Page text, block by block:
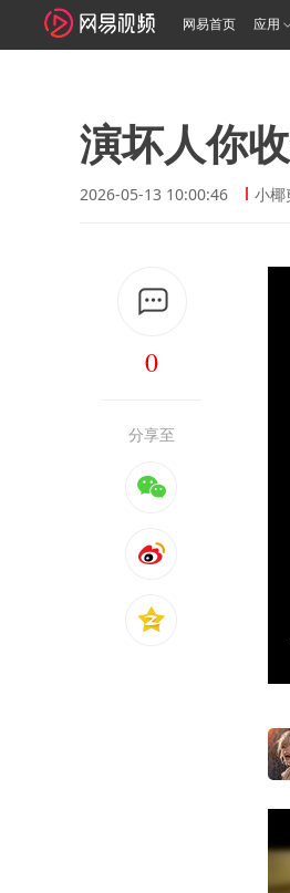
网易首页 应用
演坏人你
2026-05-13 10:00:46 小椰
0
分享至